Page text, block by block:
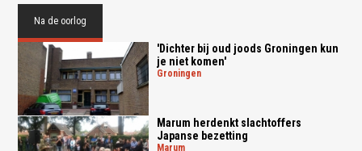
Na de oorlog
'Dichter bij oud joods Groningen kun
je niet komen'
groningen
Marum herdenkt slachtoffers
Japanse bezetting
marum